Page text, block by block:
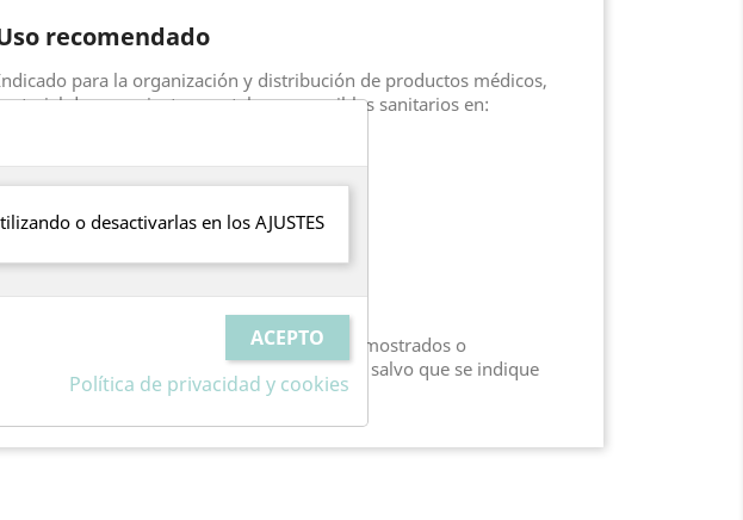
recomendado
para la organización y distribución de productos médicos,
de curas, instrumental y consumibles sanitarios en:
y clínicas.
de día.
y salas de curas.
sanitarios y asistenciales.
las cestas ISO y los accesorios mostrados o
mencionados no están incluidos con el carro, salvo que se indique
expresamente en el pedido.
o desactivarlas en losAJUSTES
Política de privacidad y cookies